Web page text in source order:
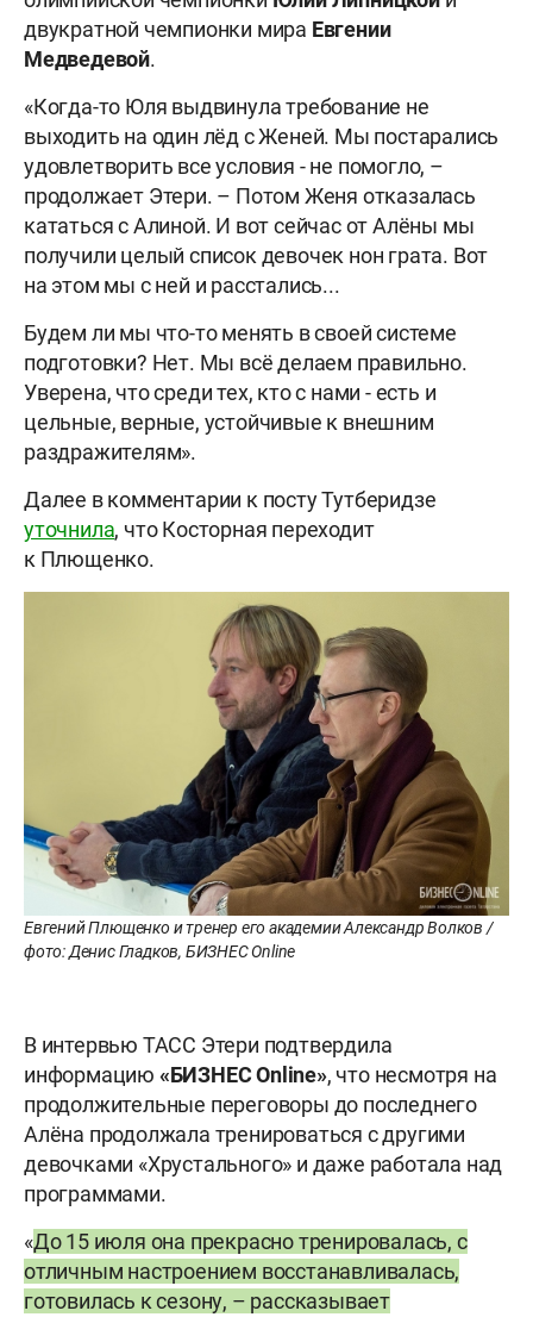
двукратной чемпионки мира Евгении
Медведевой.
«Когда-то Юля выдвинула требование не
выходить на один лёд с Женей. Мы постарались
удовлетворить все условия - не помогло, –
продолжает Этери. – Потом Женя отказалась
кататься с Алиной. И вот сейчас от Алёны мы
получили целый список девочек нон грата. Вот
на этом мы с ней и расстались...
Будем ли мы что-то менять в своей системе
подготовки? Нет. Мы всё делаем правильно.
Уверена, что среди тех, кто с нами - есть и
цельные, верные, устойчивые к внешним
раздражителям».
Далее в комментарии к посту Тутберидзе
уточнила, что Косторная переходит
к Плющенко.
Евгений Плющенко и тренер его академии Александр Волков /
фото: Денис Гладков, БИЗНЕС Online
В интервью ТАСС Этери подтвердила
информацию «БИЗНЕСOnline», что несмотря на
продолжительные переговоры до последнего
Алёна продолжала тренироваться с другими
девочками «Хрустального» и даже работала над
программами.
«До 15 июля она прекрасно тренировалась, с
отличным настроением восстанавливалась,
готовилась к сезону, – рассказывает